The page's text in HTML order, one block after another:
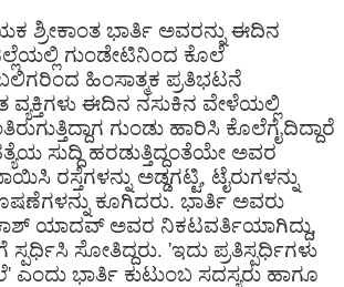
ಶ್ರೀಕಾಂತ ಭಾರ್ತಿ ಅವರನ್ನು ಈದಿನ
ಗುಂಡೇಟಿನಿಂದ ಕೊಲೆ
ಹಿಂಸಾತ್ಮಕ ಪ್ರತಿಭಟನೆ
ವ್ಯಕ್ತಿಗಳು ಈದಿನ ನಸುಕಿನ ವೇಳೆಯಲ್ಲಿ
ಗುಂಡು ಹಾರಿಸಿ ಕೊಲೆಗೈದಿದ್ದಾರೆ
ಸುದ್ದಿ ಹರಡುತ್ತಿದ್ದಂತೆಯೇ ಅವರ
ರಸ್ತೆಗಳನ್ನು ಅಡ್ಡಗಟ್ಟಿ, ಟೈರುಗಳನ್ನು
ಕೂಗಿದರು. ಭಾರ್ತಿ ಅವರು
ಯಾದವ್ ಅವರ ನಿಕಟವರ್ತಿಯಾಗಿದ್ದು,
ಸೋತಿದ್ದರು. 'ಇದು ಪ್ರತಿಸ್ಪರ್ಧಿಗಳು
ಭಾರ್ತಿ ಕುಟುಂಬ ಸದಸ್ಯರು ಹಾಗೂ